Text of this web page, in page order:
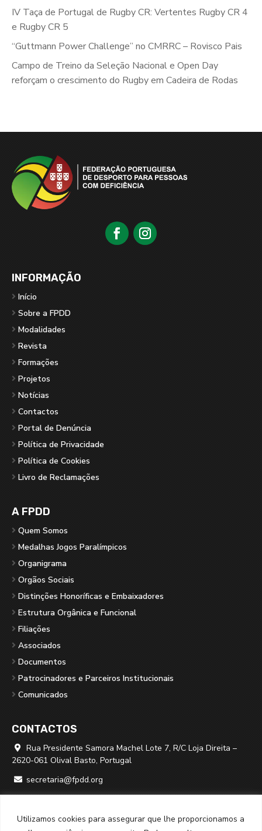
Utilizamos cookies para assegurar que lhe proporcionamos a
IV Taça de Portugal de Rugby CR: Vertentes Rugby CR 4
e Rugby CR 5
“Guttmann Power Challenge” no CMRRC – Rovisco Pais
Campo de Treino da Seleção Nacional e Open Day
reforçam o crescimento do Rugby em Cadeira de Rodas
INFORMAÇÃO
Início
Sobre a FPDD
Modalidades
Revista
Formações
Projetos
Notícias
Contactos
Portal de Denúncia
Política de Privacidade
Política de Cookies
Livro de Reclamações
A FPDD
Quem Somos
Medalhas Jogos Paralímpicos
Organigrama
Orgãos Sociais
Distinções Honoríficas e Embaixadores
Estrutura Orgânica e Funcional
Filiações
Associados
Documentos
Patrocinadores e Parceiros Institucionais
Comunicados
CONTACTOS

Rua Presidente Samora Machel Lote 7, R/C Loja Direita –
2620-061 Olival Basto, Portugal
 secretaria@fpdd.org
⁽*⁾ chamada para rede fixa nacional